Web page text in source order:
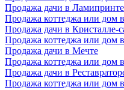
Продажа дачи в Ламипринте
Продажа коттеджа или дом
Продажа дачи в Кристалле-
Продажа коттеджа или дом
Продажа дачи в Мечте
Продажа коттеджа или дом
Продажа дачи в
Продажа коттеджа или дом в